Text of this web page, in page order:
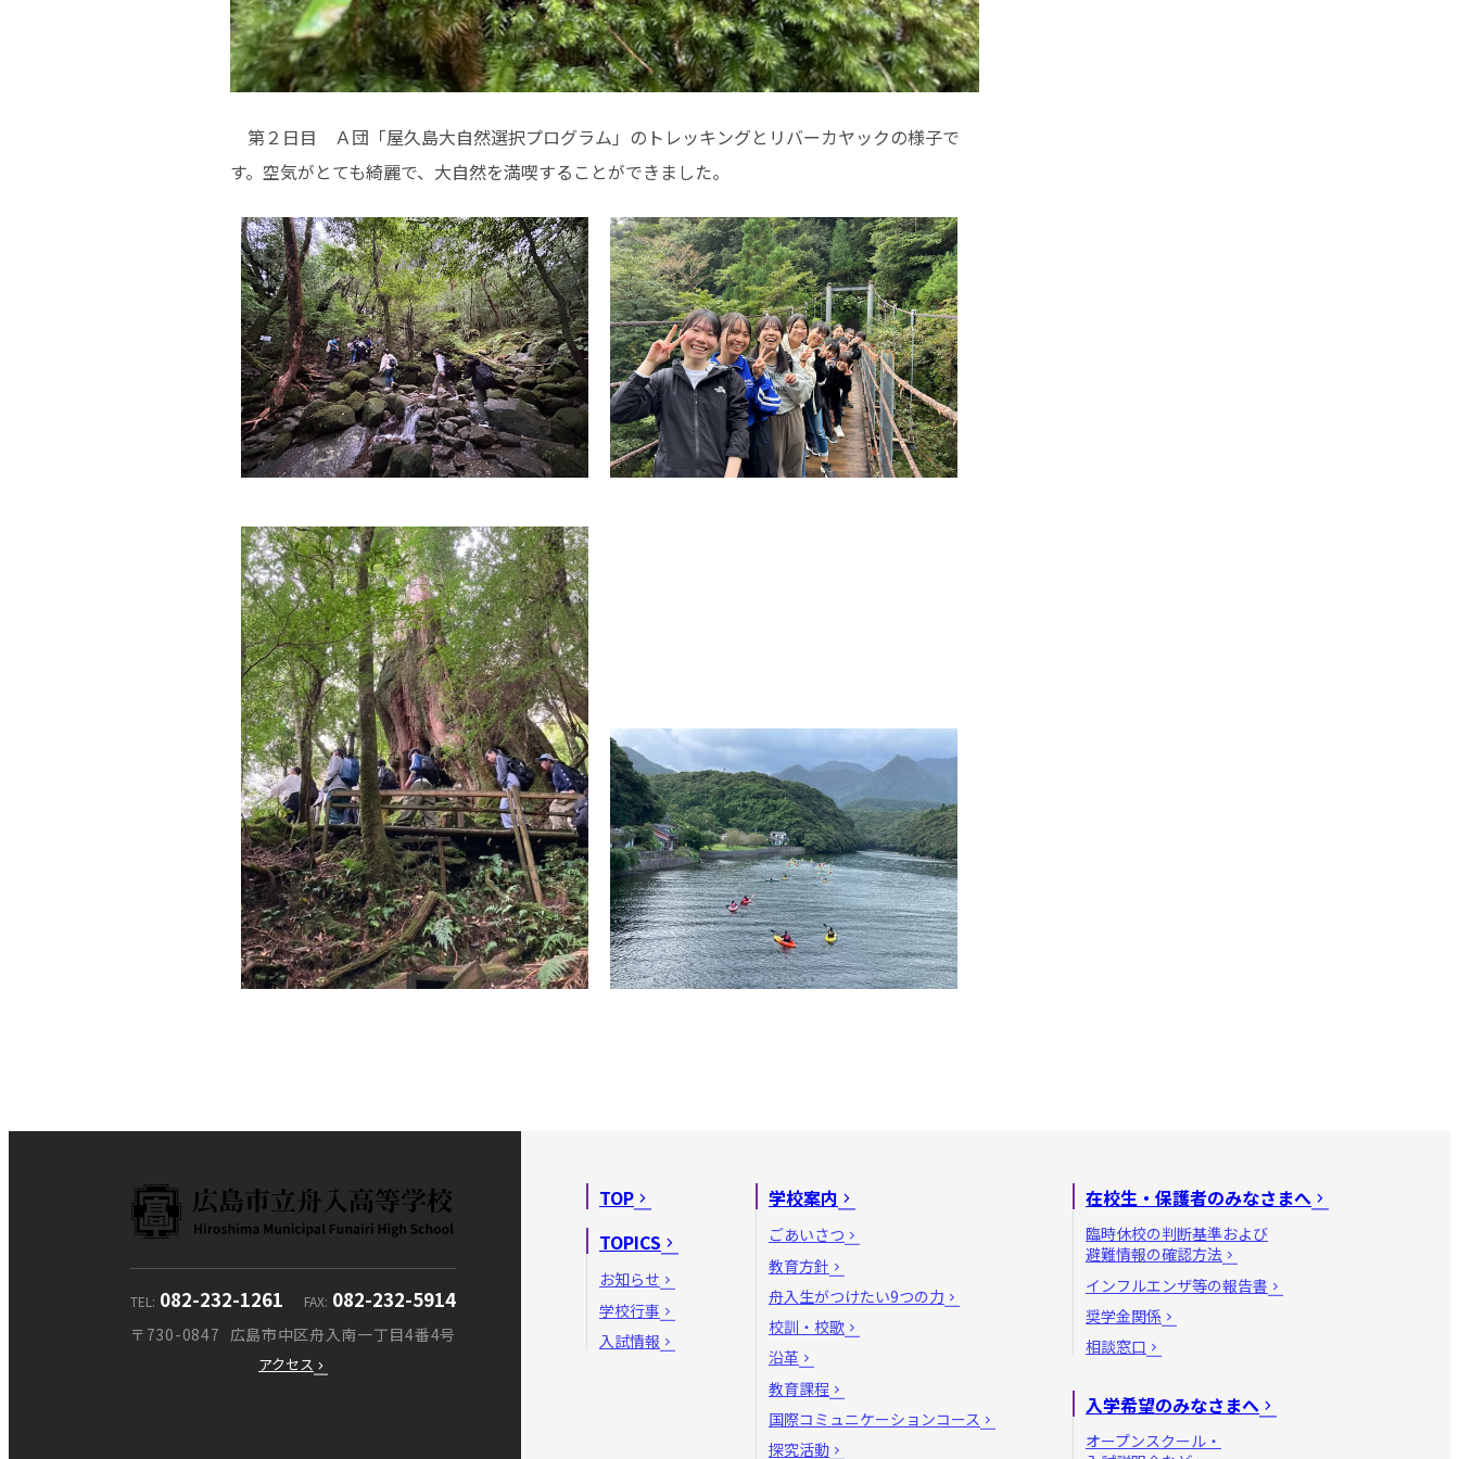
第２日目 Ａ団「屋久島大自然選択プログラム」のトレッキングとリバーカヤックの様子で
す。空気がとても綺麗で、大自然を満喫することができました。
TOP
TOPICS
お知らせ
学校行事
入試情報
学校案内
ごあいさつ
教育方針
舟入生がつけたい9つの力
校訓・校歌
沿革
教育課程
国際コミュニケーションコース
探究活動
在校生・保護者のみなさまへ
臨時休校の判断基準および
避難情報の確認方法
インフルエンザ等の報告書
奨学金関係
相談窓口
入学希望のみなさまへ
オープンスクール・
TEL 082-232-1261 FAX 082-232-5914
〒730-0847 広島市中区舟入南一丁目4番4号
アクセス